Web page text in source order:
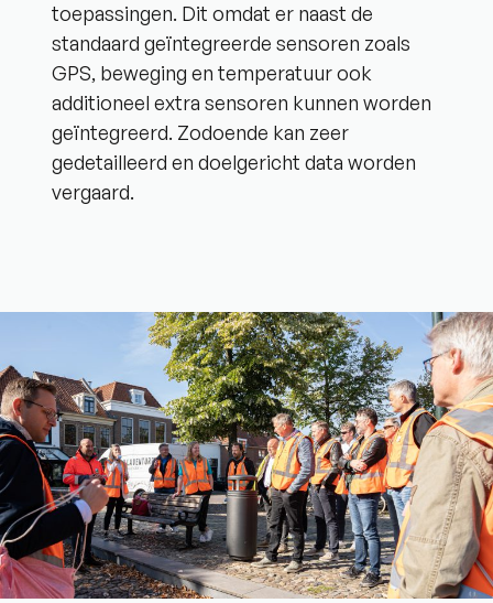
toepassingen. Dit omdat er naast de
standaard geïntegreerde sensoren zoals
GPS, beweging en temperatuur ook
additioneel extra sensoren kunnen worden
geïntegreerd. Zodoende kan zeer
gedetailleerd en doelgericht data worden
vergaard.